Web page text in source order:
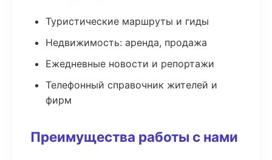
Туристические маршруты и гиды
Недвижимость: аренда, продажа
Ежедневные новости и репортажи
Телефонный справочник жителей и
фирм
Преимущества работы с нами